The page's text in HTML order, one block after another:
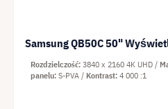
Samsung QB50C 50"
Rozdzielczość 3840 x 2160 4K UHD
panelu S-PVA Kontrast 4 000 :1